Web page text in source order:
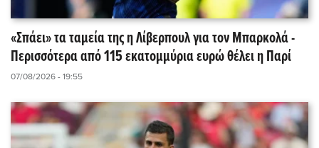
«Σπάει» τα ταμεία της η Λίβερπουλ για τον Μπαρκολά -
Περισσότερα από 115 εκατομμύρια ευρώ θέλει η Παρί
07/08/2026 - 19:55